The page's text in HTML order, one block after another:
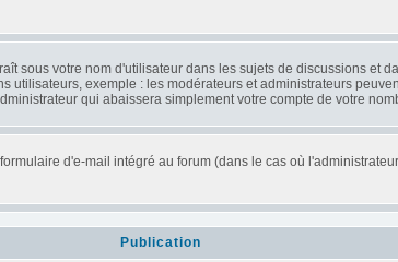
sous votre nom d'utilisateur dans les sujets de discussions et
exemple : les modérateurs et administrateurs
qui abaissera simplement votre compte de votre
d'e-mail intégré au forum (dans le cas où
Publication